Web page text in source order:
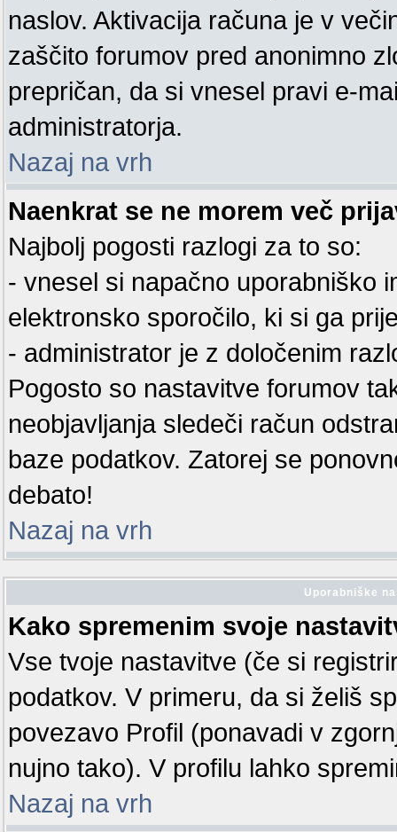
naslov. Aktivacija računa je v
zaščito forumov pred anonimno
prepričan, da si vnesel pravi e-
administratorja.
Nazaj na vrh
Naenkrat se ne morem več
Najbolj pogosti razlogi za to so:
- vnesel si napačno uporabniško
elektronsko sporočilo, ki si ga
- administrator je z določenim
Pogosto so nastavitve forumov
neobjavljanja sledeči račun
baze podatkov. Zatorej se
debato!
Nazaj na vrh
Uporabniške
Kako spremenim svoje
Vse tvoje nastavitve (če si
podatkov. V primeru, da si želiš
povezavo Profil (ponavadi v
nujno tako). V profilu lahko
Nazaj na vrh